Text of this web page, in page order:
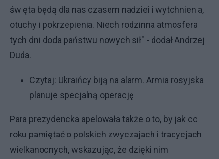
święta będą dla nas czasem nadziei i wytchnienia,
otuchy i pokrzepienia. Niech rodzinna atmosfera
tych dni doda państwu nowych sił" - dodał Andrzej
Duda.
Czytaj: Ukraińcy biją na alarm. Armia rosyjska
planuje specjalną operację
Para prezydencka apelowała także o to, by jak co
roku pamiętać o polskich zwyczajach i tradycjach
wielkanocnych, wskazując, że dzięki nim